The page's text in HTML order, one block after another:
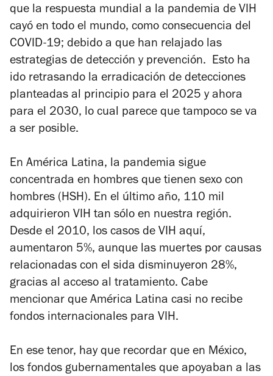
que la respuesta mundial a la pandemia de VIH
cayó en todo el mundo, como consecuencia del
COVID-19; debido a que han relajado las
estrategias de detección y prevención. Esto ha
ido retrasando la erradicación de detecciones
planteadas al principio para el 2025 y ahora
para el 2030, lo cual parece que tampoco se va
a ser posible.
En América Latina, la pandemia sigue
concentrada en hombres que tienen sexo con
hombres (HSH). En el último año, 110 mil
adquirieron VIH tan sólo en nuestra región.
Desde el 2010, los casos de VIH aquí,
aumentaron 5%, aunque las muertes por causas
relacionadas con el sida disminuyeron 28%,
gracias al acceso al tratamiento. Cabe
mencionar que América Latina casi no recibe
fondos internacionales para VIH.
En ese tenor, hay que recordar que en México,
los fondos gubernamentales que apoyaban a las